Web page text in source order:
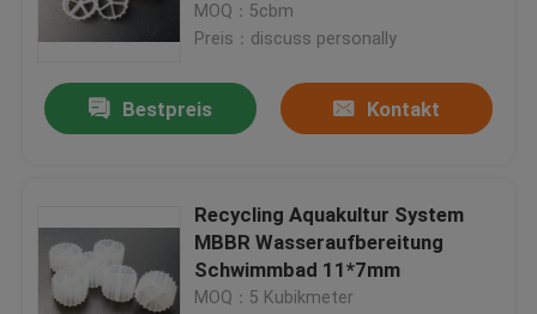
MOQ：5cbm
Preis：discuss personally
Bestpreis Kontakt
Recycling Aquakultur System
MBBR Wasseraufbereitung
Schwimmbad 11*7mm
MOQ：5 Kubikmeter